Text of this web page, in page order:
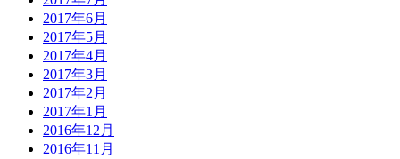
2017年6月
2017年5月
2017年4月
2017年3月
2017年2月
2017年1月
2016年12月
2016年11月